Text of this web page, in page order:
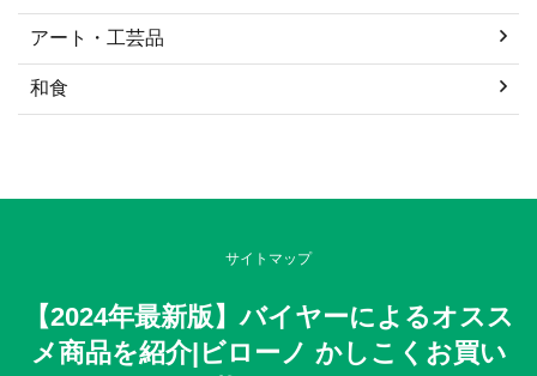
アート・工芸品
和食
サイトマップ
【2024年最新版】バイヤーによるオスス
メ商品を紹介|ビローノ かしこくお買い